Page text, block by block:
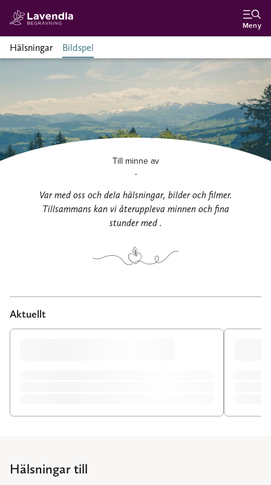
Meny
Hälsningar Bildspel
Till minne av
-
Var med oss och dela hälsningar, bilder och filmer.
Tillsammans kan vi återuppleva minnen och fina
stunder med .
Aktuellt
Hälsningar till